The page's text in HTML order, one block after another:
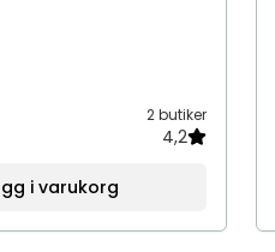
2 butiker
4,2
i varukorg